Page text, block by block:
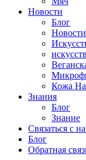
Новости
Блог
Новости
Кожа
Знания
Блог
Знание
Связаться с
Блог
Обратная